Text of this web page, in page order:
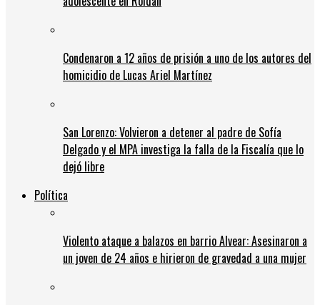
Condenaron a 12 años de prisión a uno de los autores del
homicidio de Lucas Ariel Martínez
San Lorenzo: Volvieron a detener al padre de Sofía
Delgado y el MPA investiga la falla de la Fiscalía que lo
dejó libre
Política
Violento ataque a balazos en barrio Alvear: Asesinaron a
un joven de 24 años e hirieron de gravedad a una mujer